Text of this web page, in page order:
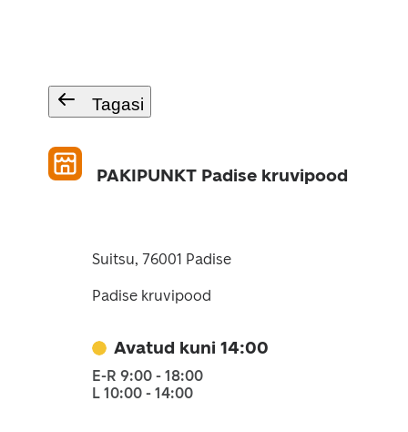
Tagasi
PAKIPUNKT Padise kruvipood
Suitsu, 76001 Padise
Padise kruvipood
Avatud kuni 14:00
E-R 9:00 - 18:00
L 10:00 - 14:00